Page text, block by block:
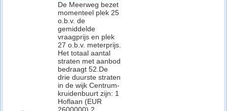
De Meerweg bezet
momenteel plek 25
o.b.v. de
gemiddelde
vraagprijs en plek
27 o.b.v. meterprijs.
Het totaal aantal
straten met aanbod
bedraagt 52.De
drie duurste straten
in de wijk Centrum-
kruidenbuurt zijn: 1
Hoflaan (EUR